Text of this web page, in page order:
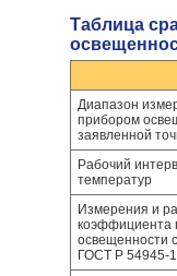
Таблица
Диапазон
прибором
заявленной
Рабочий
температур
Измерения и
коэффициента
освещенности
ГОСТ Р 54945-